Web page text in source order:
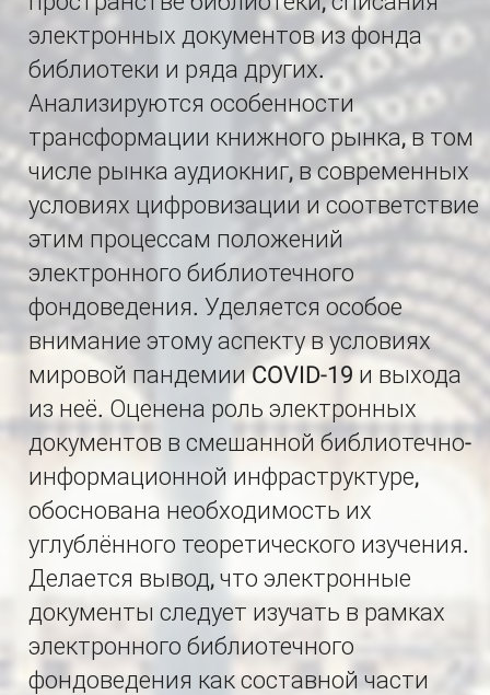
электронных документов из фонда
библиотеки и ряда других.
Анализируются особенности
трансформации книжного рынка, в том
числе рынка аудиокниг, в современных
условиях цифровизации и соответствие
этим процессам положений
электронного библиотечного
фондоведения. Уделяется особое
внимание этому аспекту в условиях
мировой пандемии COVID-19 и выхода
из неё. Оценена роль электронных
документов в смешанной библиотечно-
информационной инфраструктуре,
обоснована необходимость их
углублённого теоретического изучения.
Делается вывод, что электронные
документы следует изучать в рамках
электронного библиотечного
фондоведения как составной части